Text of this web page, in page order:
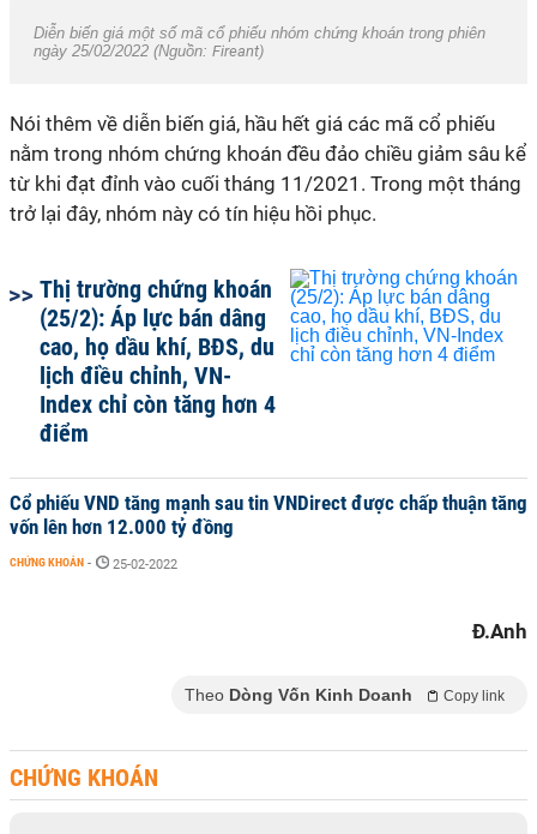
Diễn biến giá một số mã cổ phiếu nhóm chứng khoán trong phiên
ngày 25/02/2022 (Nguồn: Fireant)
Nói thêm về diễn biến giá, hầu hết giá các mã cổ phiếu
nằm trong nhóm chứng khoán đều đảo chiều giảm sâu kể
từ khi đạt đỉnh vào cuối tháng 11/2021. Trong một tháng
trở lại đây, nhóm này có tín hiệu hồi phục.
Thị trường chứng khoán
(25/2): Áp lực bán dâng
cao, họ dầu khí, BĐS, du
lịch điều chỉnh, VN-
Index chỉ còn tăng hơn 4
điểm
Cổ phiếu VND tăng mạnh sau tin VNDirect được chấp thuận tăng
vốn lên hơn 12.000 tỷ đồng
CHỨNG KHOÁN - 25-02-2022
Đ.Anh
Theo Dòng Vốn Kinh Doanh Copy link
CHỨNG KHOÁN